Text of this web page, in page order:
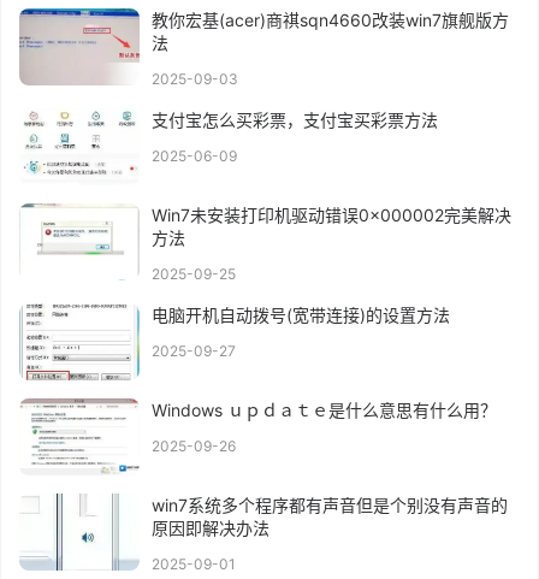
教你宏基(acer)商祺sqn4660改装win7旗舰版方
法
2025-09-03
支付宝怎么买彩票，支付宝买彩票方法
2025-06-09
Win7未安装打印机驱动错误0x000002完美解决
方法
2025-09-25
电脑开机自动拨号(宽带连接)的设置方法
2025-09-27
Windows ｕｐｄａｔｅ是什么意思有什么用？
2025-09-26
win7系统多个程序都有声音但是个别没有声音的
原因即解决办法
2025-09-01